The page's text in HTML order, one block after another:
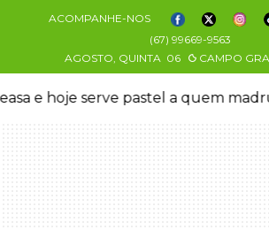
ACOMPANHE-NOS
(67) 99669-9563
AGOSTO, QUINTA 06 CAMPO
e hoje serve pastel a quem